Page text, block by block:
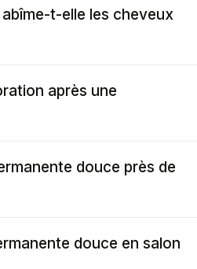
t-elle les cheveux
après une
douce près de
douce en salon